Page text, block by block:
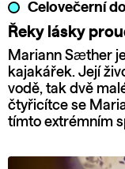
Celovečerní
Řeky lásky
Mariann Sæther
kajakářek. Její
vodě, tak dvě
čtyřicítce se
tímto extrémním